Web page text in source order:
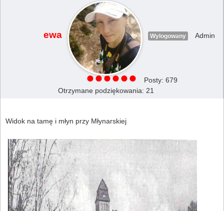
ewa Wylogowany Admin
Posty: 679
Otrzymane podziękowania: 21
Widok na tamę i młyn przy Młynarskiej